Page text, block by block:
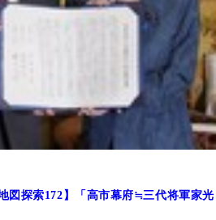
図探索172】「高市幕府≒三代将軍家光